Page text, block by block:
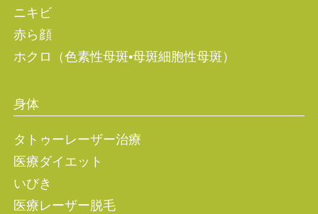
ニキビ
赤ら顔
ホクロ（色素性母斑•母斑細胞性母斑）
身体
タトゥーレーザー治療
医療ダイエット
いびき
医療レーザー脱毛